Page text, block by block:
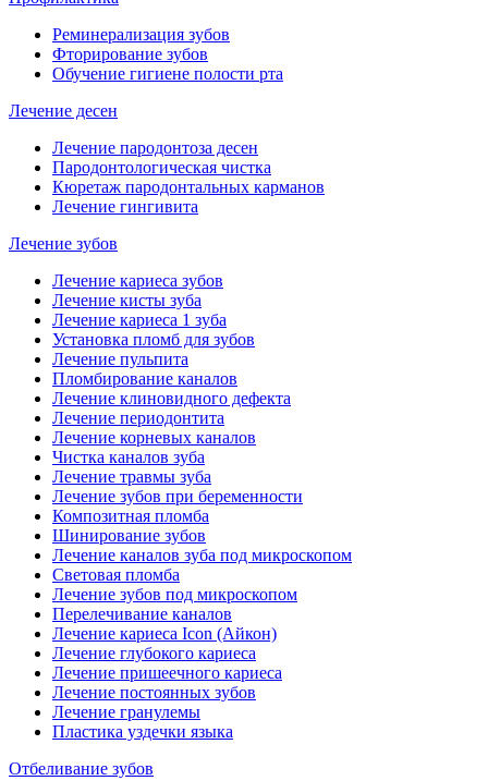
Реминерализация зубов
Фторирование зубов
Обучение гигиене полости рта
Лечение десен
Лечение пародонтоза десен
Пародонтологическая чистка
Кюретаж пародонтальных карманов
Лечение гингивита
Лечение зубов
Лечение кариеса зубов
Лечение кисты зуба
Лечение кариеса 1 зуба
Установка пломб для зубов
Лечение пульпита
Пломбирование каналов
Лечение клиновидного дефекта
Лечение периодонтита
Лечение корневых каналов
Чистка каналов зуба
Лечение травмы зуба
Лечение зубов при беременности
Композитная пломба
Шинирование зубов
Лечение каналов зуба под микроскопом
Световая пломба
Лечение зубов под микроскопом
Перелечивание каналов
Лечение кариеса Icon (Айкон)
Лечение глубокого кариеса
Лечение пришеечного кариеса
Лечение постоянных зубов
Лечение гранулемы
Пластика уздечки языка
Отбеливание зубов